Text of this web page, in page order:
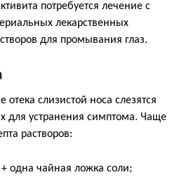
потребуется лечение с
лекарственных
для промывания глаз.
отека слизистой носа слезятся
для устранения симптома. Чаще
растворов:
одна чайная ложка соли;